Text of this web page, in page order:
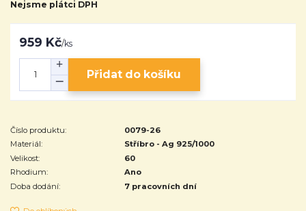
Nejsme plátci DPH
959 Kč/ks
Přidat do košíku
Číslo produktu:
0079-26
Materiál:
Stříbro - Ag 925/1000
Velikost:
60
Rhodium:
Ano
Doba dodání:
7 pracovních dní